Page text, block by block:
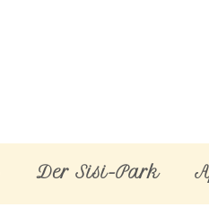
Der Sisi-Park